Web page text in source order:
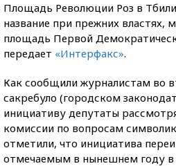
Площадь Революции Роз в
название при прежних властях,
площадь Первой
передает «Интерфакс».
Как сообщили журналистам во
сакребуло (городском
инициативу депутаты
комиссии по вопросам
отметили, что инициатива
отмечаемым в нынешнем году в